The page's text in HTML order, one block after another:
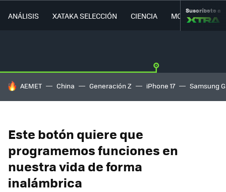
ANÁLISIS XATAKA SELECCIÓN CIENCIA MOVILIDAD
Suscríbete a
HOY SE HABLA DE
AEMET China Generación Z iPhone 17 Samsung
Este botón quiere que
programemos funciones en
nuestra vida de forma
inalámbrica